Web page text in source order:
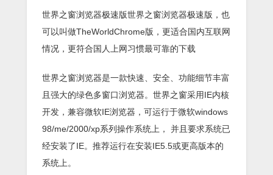
世界之窗浏览器极速版世界之窗浏览器极速版，也
可以叫做TheWorldChrome版，更适合国内互联网
情况，更符合国人上网习惯最可靠的下载
世界之窗浏览器是一款快速、安全、功能细节丰富
且强大的绿色多窗口浏览器。世界之窗采用IE内核
开发，兼容微软IE浏览器，可运行于微软windows
98/me/2000/xp系列操作系统上， 并且要求系统已
经安装了IE。推荐运行在安装IE5.5或更高版本的
系统上。